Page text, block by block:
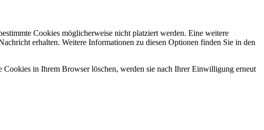
Cookies möglicherweise nicht platziert werden. Eine weitere
erhalten. Weitere Informationen zu diesen Optionen finden Sie in den
in Ihrem Browser löschen, werden sie nach Ihrer Einwilligung erneut